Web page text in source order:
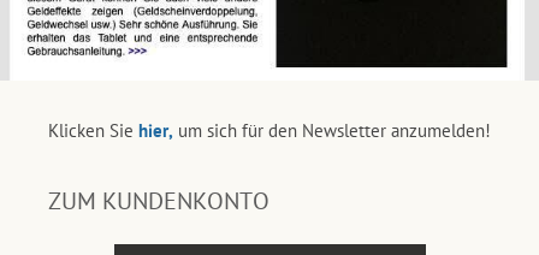
Klicken Sie hier, um sich für den Newsletter anzumelden!
ZUM KUNDENKONTO